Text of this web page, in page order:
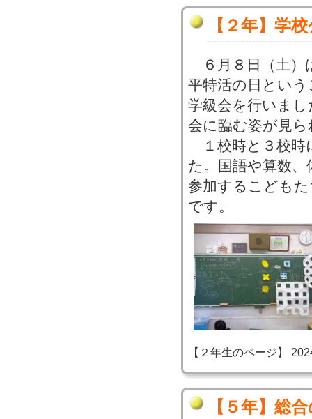
【２年】学
６月８日（土）
平特活の日とい
学級会を行いま
会に臨む姿が見
１校時と３校時
た。国語や算数
参加するこども
です。
【２年生のページ】
【５年】総